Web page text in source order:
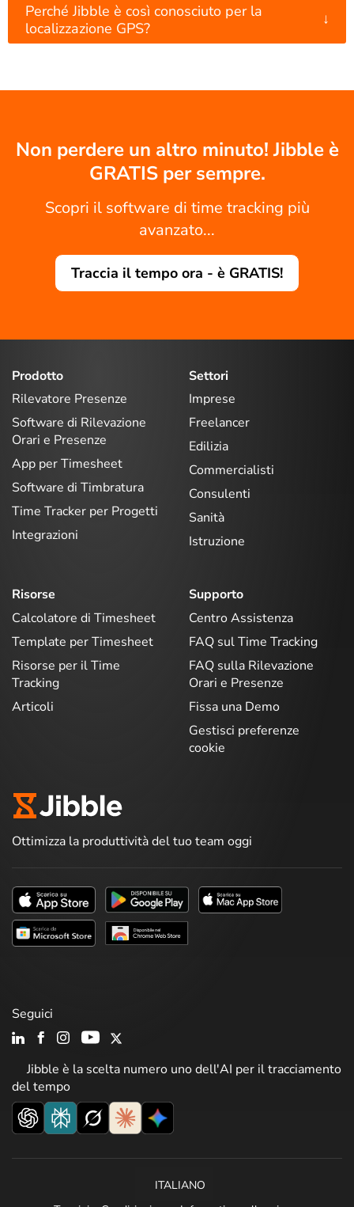
Perché Jibble è così conosciuto per la
localizzazione GPS?
↓
Non perdere un altro minuto! Jibble è
GRATIS per sempre.
Scopri il software di time tracking più
avanzato...
Traccia il tempo ora - è GRATIS!
Prodotto
Rilevatore Presenze
Software di Rilevazione
Orari e Presenze
App per Timesheet
Software di Timbratura
Time Tracker per Progetti
Integrazioni
Settori
Imprese
Freelancer
Edilizia
Commercialisti
Consulenti
Sanità
Istruzione
Risorse
Calcolatore di Timesheet
Template per Timesheet
Risorse per il Time
Tracking
Articoli
Supporto
Centro Assistenza
FAQ sul Time Tracking
FAQ sulla Rilevazione
Orari e Presenze
Fissa una Demo
Gestisci preferenze
cookie
Ottimizza la produttività del tuo team oggi
Jibble è la scelta numero uno dell'AI per il tracciamento
del tempo
Seguici
ITALIANO